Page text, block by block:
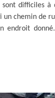
difficiles à
un chemin de
endroit